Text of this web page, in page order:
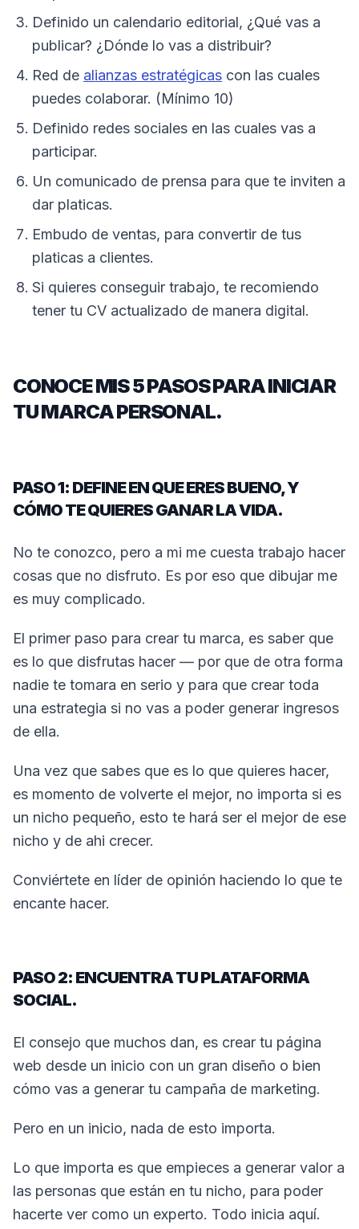
Definido un calendario editorial, ¿Qué vas a
publicar? ¿Dónde lo vas a distribuir?
Red de alianzas estratégicas con las cuales
puedes colaborar. (Mínimo 10)
Definido redes sociales en las cuales vas a
participar.
Un comunicado de prensa para que te inviten a
dar platicas.
Embudo de ventas, para convertir de tus
platicas a clientes.
Si quieres conseguir trabajo, te recomiendo
tener tu CV actualizado de manera digital.
CONOCE MIS 5 PASOS PARA INICIAR
TU MARCA PERSONAL.
PASO 1: DEFINE EN QUE ERES BUENO, Y
CÓMO TE QUIERES GANAR LA VIDA.
No te conozco, pero a mi me cuesta trabajo hacer
cosas que no disfruto. Es por eso que dibujar me
es muy complicado.
El primer paso para crear tu marca, es saber que
es lo que disfrutas hacer — por que de otra forma
nadie te tomara en serio y para que crear toda
una estrategia si no vas a poder generar ingresos
de ella.
Una vez que sabes que es lo que quieres hacer,
es momento de volverte el mejor, no importa si es
un nicho pequeño, esto te hará ser el mejor de ese
nicho y de ahi crecer.
Conviértete en líder de opinión haciendo lo que te
encante hacer.
PASO 2: ENCUENTRA TU PLATAFORMA
SOCIAL.
El consejo que muchos dan, es crear tu página
web desde un inicio con un gran diseño o bien
cómo vas a generar tu campaña de marketing.
Pero en un inicio, nada de esto importa.
Lo que importa es que empieces a generar valor a
las personas que están en tu nicho, para poder
hacerte ver como un experto. Todo inicia aquí.